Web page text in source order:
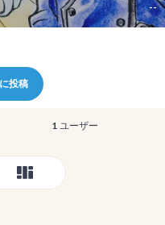
--
投稿
1 ユーザー